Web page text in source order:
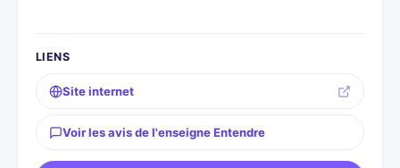
LIENS
Site internet
Voir les avis de l'enseigne Entendre